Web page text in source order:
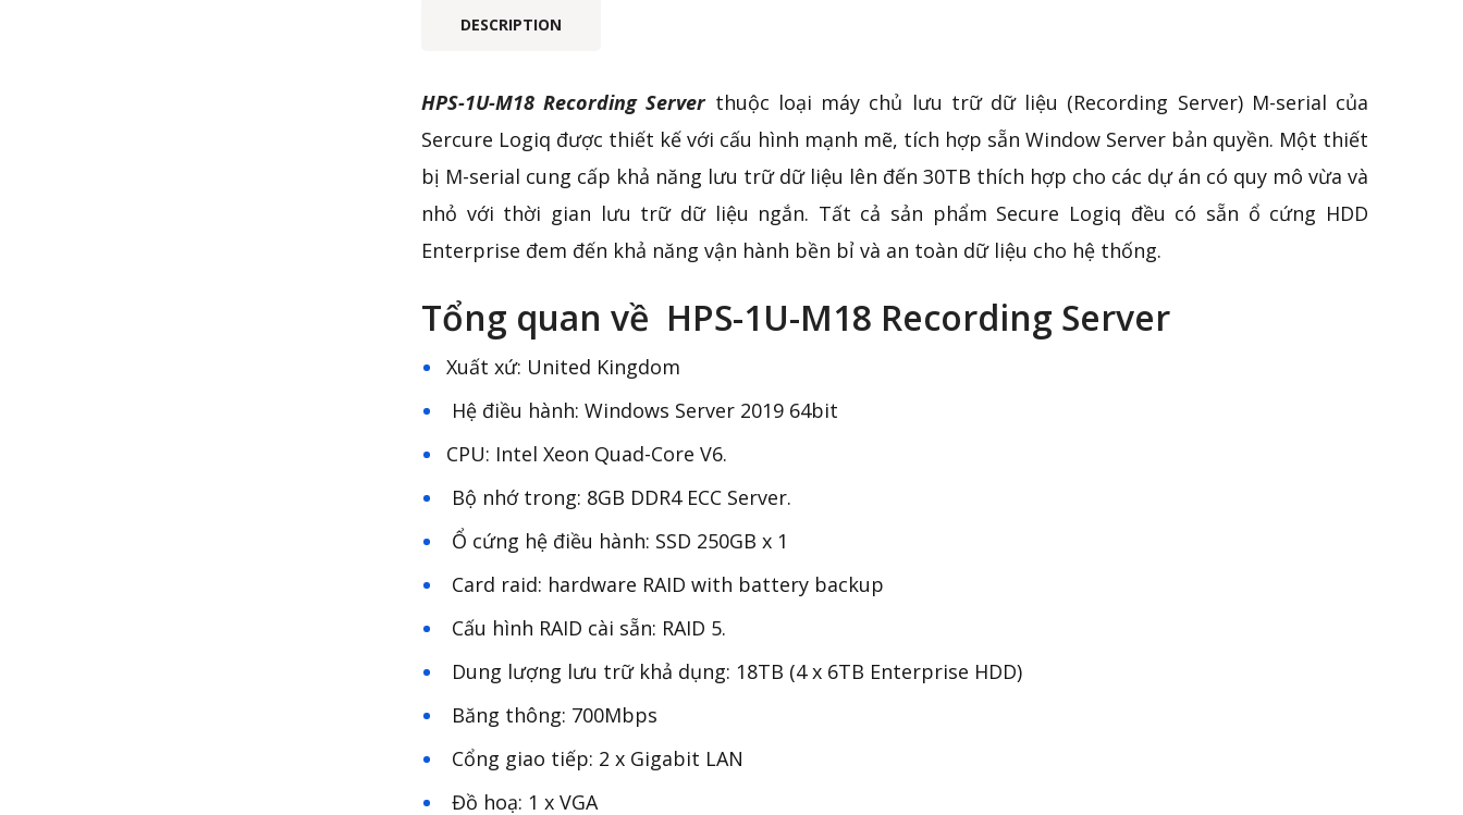
DESCRIPTION
HPS-1U-M18 Recording Serverthuộc loại máy chủ lưu trữ dữ liệu (Recording Server) M-serial của
Sercure Logiq được thiết kế với cấu hình mạnh mẽ, tích hợp sẵn Window Server bản quyền. Một thiết
bị M-serial cung cấp khả năng lưu trữ dữ liệu lên đến 30TB thích hợp cho các dự án có quy mô vừa và
nhỏ với thời gian lưu trữ dữ liệu ngắn. Tất cả sản phẩm Secure Logiq đều có sẵn ổ cứng HDD
Enterprise đem đến khả năng vận hành bền bỉ và an toàn dữ liệu cho hệ thống.
Tổng quan về HPS-1U-M18 Recording Server
Xuất xứ: United Kingdom
Hệ điều hành: Windows Server 2019 64bit
CPU: Intel Xeon Quad-Core V6.
Bộ nhớ trong: 8GB DDR4 ECC Server.
Ổ cứng hệ điều hành: SSD 250GB x 1
Card raid: hardware RAID with battery backup
Cấu hình RAID cài sẵn: RAID 5.
Dung lượng lưu trữ khả dụng: 18TB (4 x 6TB Enterprise HDD)
Băng thông: 700Mbps
Cổng giao tiếp: 2 x Gigabit LAN
Đồ hoạ: 1 x VGA